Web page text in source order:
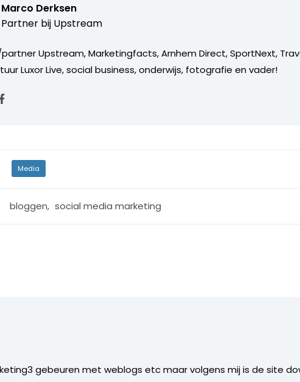
Marco Derksen
Partner bij Upstream
Upstream, Marketingfacts, Arnhem Direct, SportNext,
Luxor Live, social business, onderwijs, fotografie en vader!
Media
bloggen, social media marketing
gebeuren met weblogs etc maar volgens mij is de site